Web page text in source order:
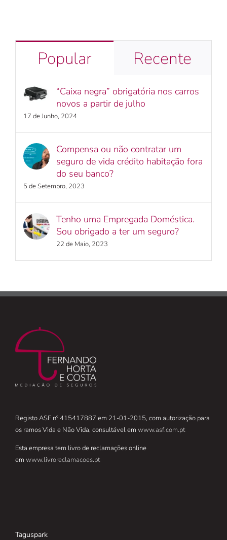
Popular Recente
“Caixa negra” obrigatória nos carros
novos a partir de julho
17 de Junho, 2024
Compensa ou não contratar um
seguro de vida crédito habitação fora
do seu banco?
5 de Setembro, 2023
Tenho uma Empregada Doméstica.
Sou obrigado a ter um seguro?
22 de Maio, 2023
Registo ASF nº 415417887 em 21-01-2015, com autorização para
os ramos Vida e Não Vida, consultável em www.asf.com.pt
Esta empresa tem livro de reclamações online
em www.livroreclamacoes.pt
Taguspark